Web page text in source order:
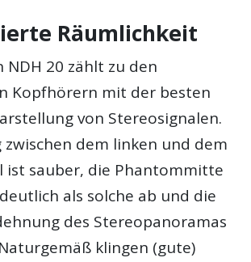
Räumlichkeit
NDH 20 zählt zu den
Kopfhörern mit der besten
von Stereosignalen.
zwischen dem linken und dem
ist sauber, die Phantommitte
als solche ab und die
des Stereopanoramas
klingen (gute)